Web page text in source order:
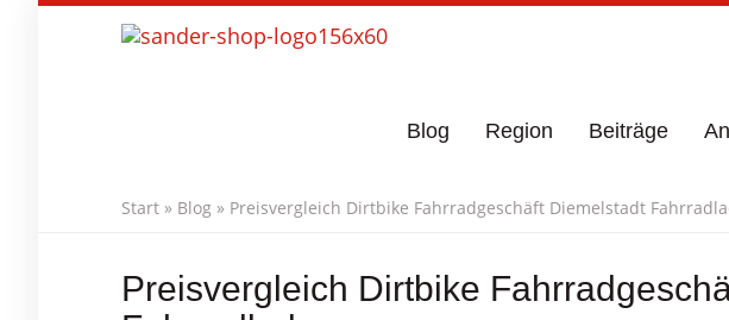
Blog Region Beiträge
Start » Blog » Preisvergleich Dirtbike Fahrradgeschäft Diemelstadt
Preisvergleich Dirtbike